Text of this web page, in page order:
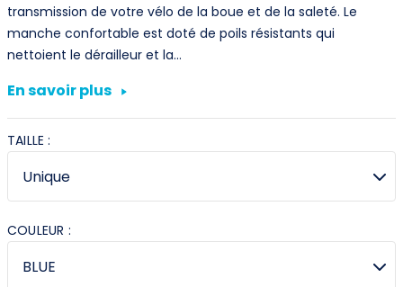
transmission de votre vélo de la boue et de la saleté. Le
manche confortable est doté de poils résistants qui
nettoient le dérailleur et la…
En savoir plus
TAILLE :
COULEUR :